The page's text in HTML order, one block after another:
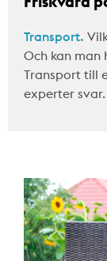
Transport.
Och kan man
Transport till
experter svar.